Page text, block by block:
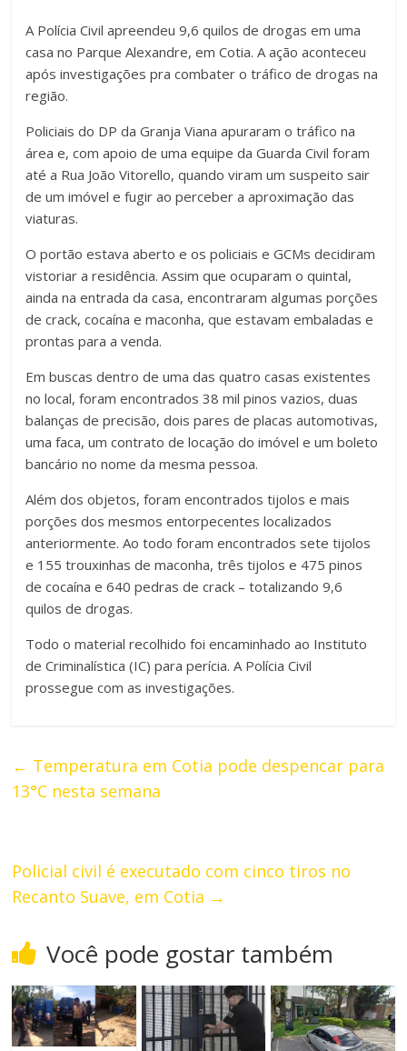
A Polícia Civil apreendeu 9,6 quilos de drogas em uma
casa no Parque Alexandre, em Cotia. A ação aconteceu
após investigações pra combater o tráfico de drogas na
região.
Policiais do DP da Granja Viana apuraram o tráfico na
área e, com apoio de uma equipe da Guarda Civil foram
até a Rua João Vitorello, quando viram um suspeito sair
de um imóvel e fugir ao perceber a aproximação das
viaturas.
O portão estava aberto e os policiais e GCMs decidiram
vistoriar a residência. Assim que ocuparam o quintal,
ainda na entrada da casa, encontraram algumas porções
de crack, cocaína e maconha, que estavam embaladas e
prontas para a venda.
Em buscas dentro de uma das quatro casas existentes
no local, foram encontrados 38 mil pinos vazios, duas
balanças de precisão, dois pares de placas automotivas,
uma faca, um contrato de locação do imóvel e um boleto
bancário no nome da mesma pessoa.
Além dos objetos, foram encontrados tijolos e mais
porções dos mesmos entorpecentes localizados
anteriormente. Ao todo foram encontrados sete tijolos
e 155 trouxinhas de maconha, três tijolos e 475 pinos
de cocaína e 640 pedras de crack – totalizando 9,6
quilos de drogas.
Todo o material recolhido foi encaminhado ao Instituto
de Criminalística (IC) para perícia. A Polícia Civil
prossegue com as investigações.
← Temperatura em Cotia pode despencar para
13°C nesta semana
Policial civil é executado com cinco tiros no
Recanto Suave, em Cotia →
Você pode gostar também